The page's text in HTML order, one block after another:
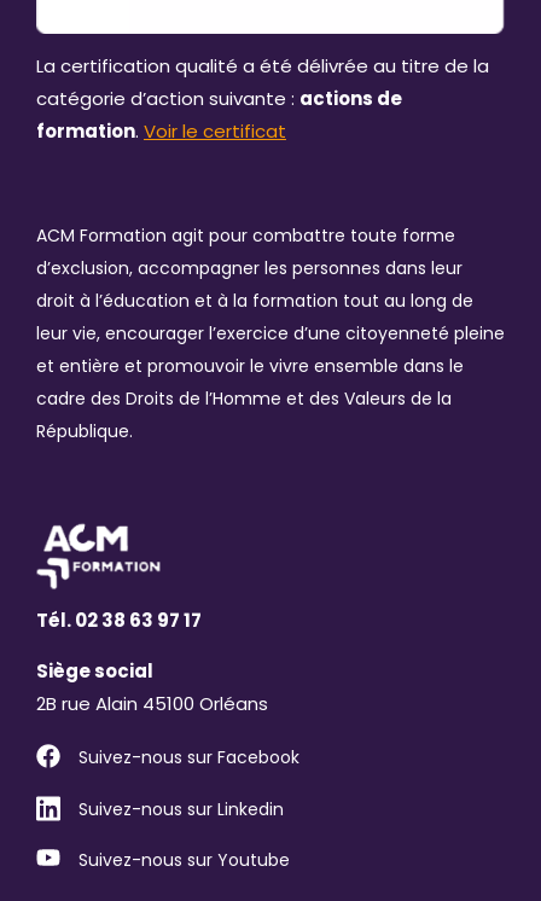
La certification qualité a été délivrée au titre de la
catégorie d’action suivante : actions de
formation. Voir le certificat
ACM Formation agit pour combattre toute forme
d’exclusion, accompagner les personnes dans leur
droit à l’éducation et à la formation tout au long de
leur vie, encourager l’exercice d’une citoyenneté pleine
et entière et promouvoir le vivre ensemble dans le
cadre des Droits de l’Homme et des Valeurs de la
République.
Tél. 02 38 63 97 17
Siège social
2B rue Alain 45100 Orléans
Suivez-nous sur Facebook
Suivez-nous sur Linkedin
Suivez-nous sur Youtube